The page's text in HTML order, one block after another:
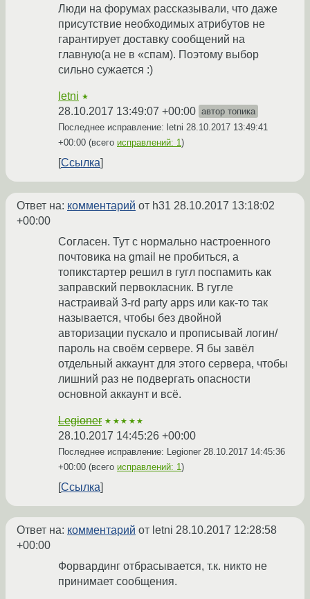
Люди на форумах рассказывали, что даже
присутствие необходимых атрибутов не
гарантирует доставку сообщений на
главную(а не в «спам). Поэтому выбор
сильно сужается :)
letni ★
28.10.2017 13:49:07 +00:00 автор топика
Последнее исправление: letni 28.10.2017 13:49:41
+00:00 (всего исправлений: 1)
Ссылка
Ответ на: комментарий от h31 28.10.2017 13:18:02
+00:00
Согласен. Тут с нормально настроенного
почтовика на gmail не пробиться, а
топикстартер решил в гугл поспамить как
заправский первокласник. В гугле
настраивай 3-rd party apps или как-то так
называется, чтобы без двойной
авторизации пускало и прописывай логин/
пароль на своём сервере. Я бы завёл
отдельный аккаунт для этого сервера, чтобы
лишний раз не подвергать опасности
основной аккаунт и всё.
Legioner ★★★★★
28.10.2017 14:45:26 +00:00
Последнее исправление: Legioner 28.10.2017 14:45:36
+00:00 (всего исправлений: 1)
Ссылка
Ответ на: комментарий от letni 28.10.2017 12:28:58
+00:00
Форвардинг отбрасывается, т.к. никто не
принимает сообщения.